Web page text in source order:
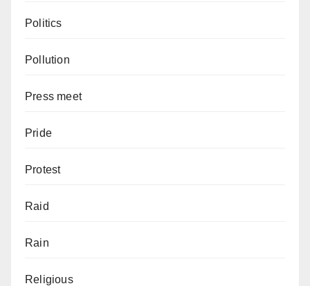
Politics
Pollution
Press meet
Pride
Protest
Raid
Rain
Religious